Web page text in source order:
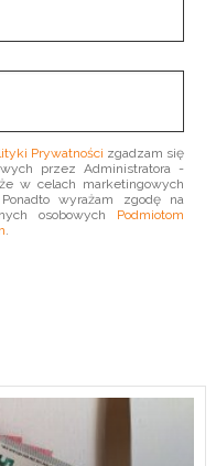
Prywatności zgadzam się
przez Administratora -
w celach marketingowych
wyrażam zgodę na
osobowych Podmiotom
.